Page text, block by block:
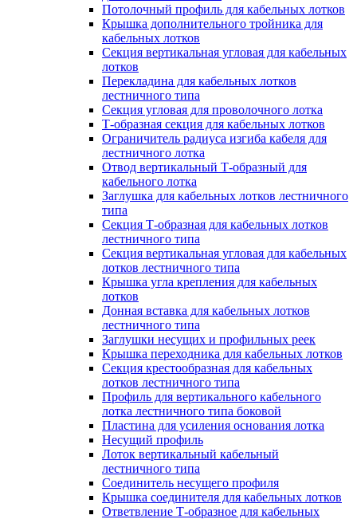
Потолочный профиль для кабельных лотков
Крышка дополнительного тройника для
кабельных лотков
Секция вертикальная угловая для кабельных
лотков
Перекладина для кабельных лотков
лестничного типа
Секция угловая для проволочного лотка
Т-образная секция для кабельных лотков
Ограничитель радиуса изгиба кабеля для
лестничного лотка
Отвод вертикальный Т-образный для
кабельного лотка
Заглушка для кабельных лотков лестничного
типа
Секция Т-образная для кабельных лотков
лестничного типа
Секция вертикальная угловая для кабельных
лотков лестничного типа
Крышка угла крепления для кабельных
лотков
Донная вставка для кабельных лотков
лестничного типа
Заглушки несущих и профильных реек
Крышка переходника для кабельных лотков
Секция крестообразная для кабельных
лотков лестничного типа
Профиль для вертикального кабельного
лотка лестничного типа боковой
Пластина для усиления основания лотка
Несущий профиль
Лоток вертикальный кабельный
лестничного типа
Соединитель несущего профиля
Крышка соединителя для кабельных лотков
Ответвление Т-образное для кабельных